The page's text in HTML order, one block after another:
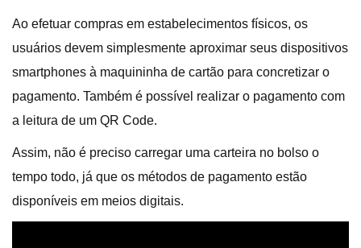
Ao efetuar compras em estabelecimentos físicos, os
usuários devem simplesmente aproximar seus dispositivos
smartphones à maquininha de cartão para concretizar o
pagamento. Também é possível realizar o pagamento com
a leitura de um QR Code.
Assim, não é preciso carregar uma carteira no bolso o
tempo todo, já que os métodos de pagamento estão
disponíveis em meios digitais.